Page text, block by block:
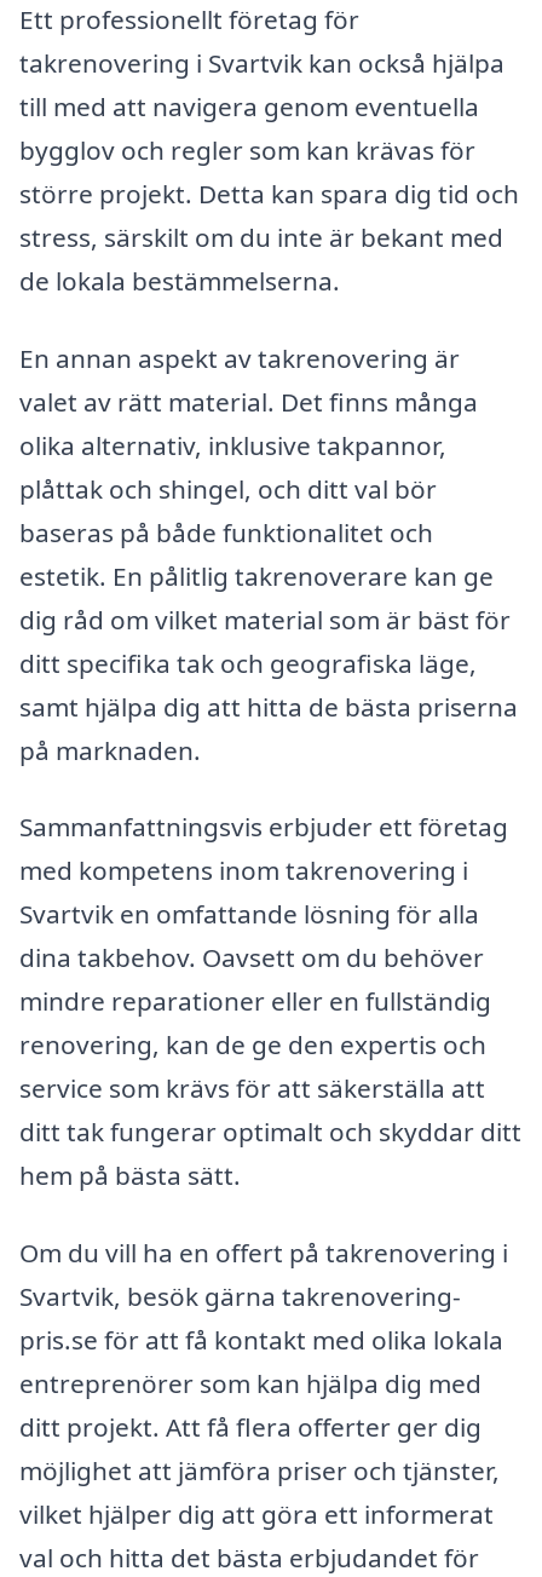
Ett professionellt företag för
takrenovering i Svartvik kan också hjälpa
till med att navigera genom eventuella
bygglov och regler som kan krävas för
större projekt. Detta kan spara dig tid och
stress, särskilt om du inte är bekant med
de lokala bestämmelserna.
En annan aspekt av takrenovering är
valet av rätt material. Det finns många
olika alternativ, inklusive takpannor,
plåttak och shingel, och ditt val bör
baseras på både funktionalitet och
estetik. En pålitlig takrenoverare kan ge
dig råd om vilket material som är bäst för
ditt specifika tak och geografiska läge,
samt hjälpa dig att hitta de bästa priserna
på marknaden.
Sammanfattningsvis erbjuder ett företag
med kompetens inom takrenovering i
Svartvik en omfattande lösning för alla
dina takbehov. Oavsett om du behöver
mindre reparationer eller en fullständig
renovering, kan de ge den expertis och
service som krävs för att säkerställa att
ditt tak fungerar optimalt och skyddar ditt
hem på bästa sätt.
Om du vill ha en offert på takrenovering i
Svartvik, besök gärna takrenovering-
pris.se för att få kontakt med olika lokala
entreprenörer som kan hjälpa dig med
ditt projekt. Att få flera offerter ger dig
möjlighet att jämföra priser och tjänster,
vilket hjälper dig att göra ett informerat
val och hitta det bästa erbjudandet för